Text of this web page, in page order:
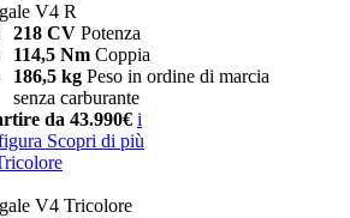
V4 R
218 CV Potenza
114,5 Nm Coppia
186,5 kg Peso in ordine di marcia
senza carburante
da 43.990€ i
Scopri di più
V4 Tricolore